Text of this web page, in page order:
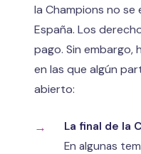
la Champions no
España. Los
pago. Sin embargo,
en las que algún
abierto:
La final de la
En algunas